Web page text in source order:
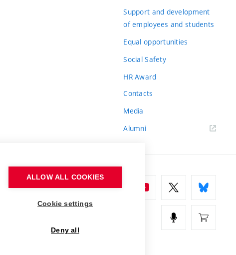
Support and development
of employees and students
Equal opportunities
Social Safety
HR Award
Contacts
Media
Alumni
ALLOW ALL COOKIES
Cookie settings
Deny all